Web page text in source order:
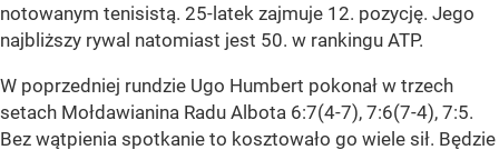
notowanym tenisistą. 25-latek zajmuje 12. pozycję. Jego
najbliższy rywal natomiast jest 50. w rankingu ATP.
W poprzedniej rundzie Ugo Humbert pokonał w trzech
setach Mołdawianina Radu Albota 6:7(4-7), 7:6(7-4), 7:5.
Bez wątpienia spotkanie to kosztowało go wiele sił. Będzie